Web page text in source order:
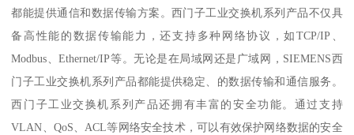
都能提供通信和数据传输方案。西门子工业交换机系列产品不仅具
备高性能的数据传输能力，还支持多种网络协议，如TCP/IP、
Modbus、Ethernet/IP等。无论是在局域网还是广域网，SIEMENS西
门子工业交换机系列产品都能提供稳定、的数据传输和通信服务。
西门子工业交换机系列产品还拥有丰富的安全功能。通过支持
VLAN、QoS、ACL等网络安全技术，可以有效保护网络数据的安全